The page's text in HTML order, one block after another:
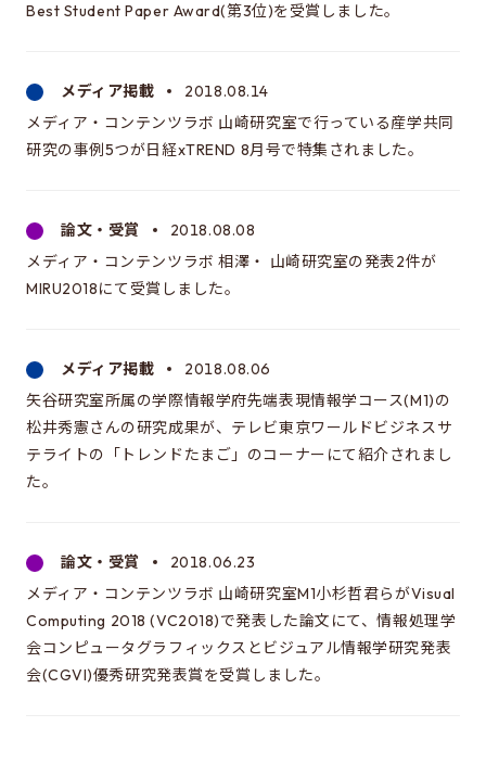
Best Student Paper Award(第3位)を受賞しました。
メディア掲載
2018.08.14
メディア・コンテンツラボ 山崎研究室で行っている産学共同
研究の事例5つが日経xTREND 8月号で特集されました。
論文・受賞
2018.08.08
メディア・コンテンツラボ 相澤・ 山崎研究室の発表2件が
MIRU2018にて受賞しました。
メディア掲載
2018.08.06
矢谷研究室所属の学際情報学府先端表現情報学コース(M1)の
松井秀憲さんの研究成果が、テレビ東京ワールドビジネスサ
テライトの「トレンドたまご」のコーナーにて紹介されまし
た。
論文・受賞
2018.06.23
メディア・コンテンツラボ 山崎研究室M1小杉哲君らがVisual
Computing 2018 (VC2018)で発表した論文にて、情報処理学
会コンピュータグラフィックスとビジュアル情報学研究発表
会(CGVI)優秀研究発表賞を受賞しました。